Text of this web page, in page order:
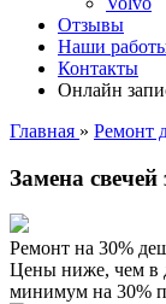
Отзывы
Наши
Контакты
Онлайн
Главная » Ремонт
Замена
Ремонт на 30%
Цены ниже, чем в
минимум на 30%